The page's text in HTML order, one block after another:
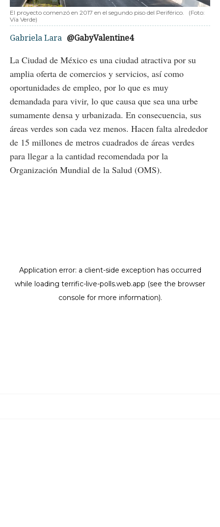
El proyecto comenzó en 2017 en el segundo piso del Periférico.
(Foto:
Vía Verde)
Gabriela Lara @GabyValentine4
La Ciudad de México es una ciudad atractiva por su
amplia oferta de comercios y servicios, así como
oportunidades de empleo, por lo que es muy
demandada para vivir, lo que causa que sea una urbe
sumamente densa y urbanizada. En consecuencia, sus
áreas verdes son cada vez menos. Hacen falta alrededor
de 15 millones de metros cuadrados de áreas verdes
para llegar a la cantidad recomendada por la
Organización Mundial de la Salud (OMS).